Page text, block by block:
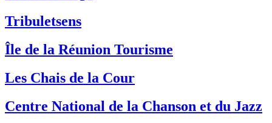
Tribuletsens
Île de la Réunion Tourisme
Les Chais de la Cour
Centre National de la Chanson et du Jazz